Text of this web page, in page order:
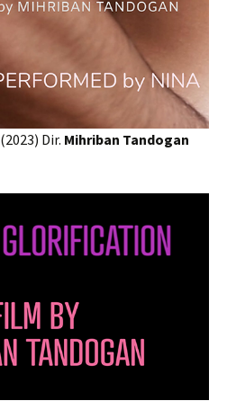
(2023) Dir. Mihriban Tandogan